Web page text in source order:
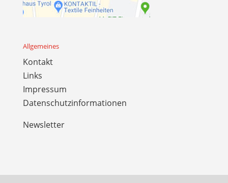
Allgemeines
Kontakt
Links
Impressum
Datenschutzinformationen
Newsletter